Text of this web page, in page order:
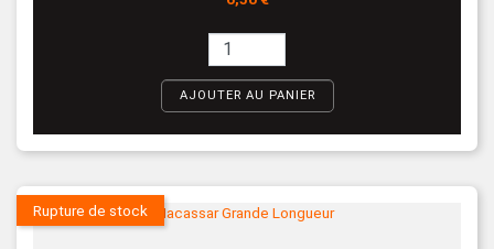
AJOUTER AU PANIER
Rupture de stock